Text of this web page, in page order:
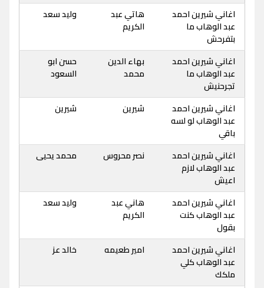
اغاني شيرين احمد
عبد الوهاب ما
بتفرحش
هاتي عبد
الكريم
وليد سعد
اغاني شيرين احمد
عبد الوهاب ما
تجرحنيش
بهاء الدين
محمد
حسن ابو
السعود
اغاني شيرين احمد
عبد الوهاب لو لسه
باقي
شيرين شيرين
اغاني شيرين احمد
عبد الوهاب لازم
اعيش
نصر محروس محمد يحيى
اغاني شيرين احمد
عبد الوهاب كنت
بقول
هاني عبد
الكريم
وليد سعد
اغاني شيرين احمد
عبد الوهاب كلي
ملكك
امير طعيمه خالد عز